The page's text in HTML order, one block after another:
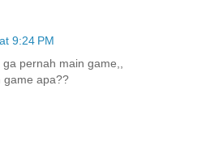
9:24 PM
pernah main game,,
game apa??